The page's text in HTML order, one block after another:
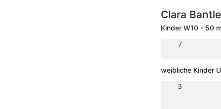
Clara
Kinder W10 - 50
7
weibliche Kinder
3